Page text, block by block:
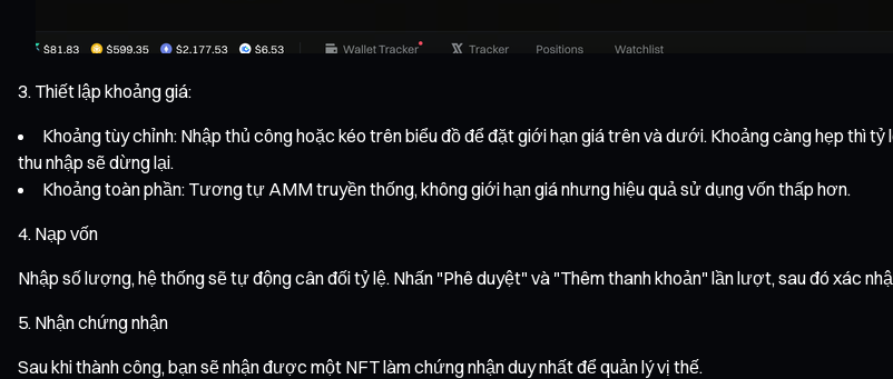
Thiết lập khoảng giá:
Khoảng tùy chỉnh: Nhập thủ công hoặc kéo trên biểu đồ để đặt giới hạn giá trên và dưới. Khoảng càng hẹp thì
thu nhập sẽ dừng lại.
Khoảng toàn phần: Tương tự AMM truyền thống, không giới hạn giá nhưng hiệu quả sử dụng vốn thấp hơn.
Nạp vốn
Nhập số lượng, hệ thống sẽ tự động cân đối tỷ lệ. Nhấn "Phê duyệt" và "Thêm thanh khoản" lần lượt, sau đó xác
Nhận chứng nhận
Sau khi thành công, bạn sẽ nhận được một NFT làm chứng nhận duy nhất để quản lý vị thế.